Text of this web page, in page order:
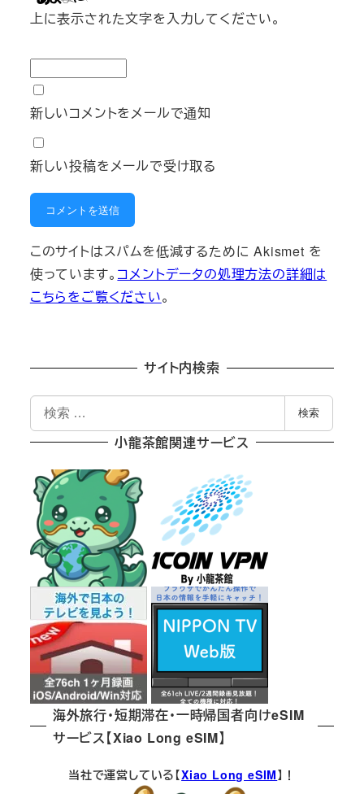
上に表示された文字を入力してください。
新しいコメントをメールで通知
新しい投稿をメールで受け取る
このサイトはスパムを低減するために Akismet を
使っています。 コメントデータの処理方法の詳細は
こちらをご覧ください。
サイト内検索
検
索
検索
小龍茶館関連サービス
海外旅行・短期滞在・一時帰国者向けeSIM
サービス【Xiao Long eSIM】
当社で運営している【Xiao Long eSIM】！